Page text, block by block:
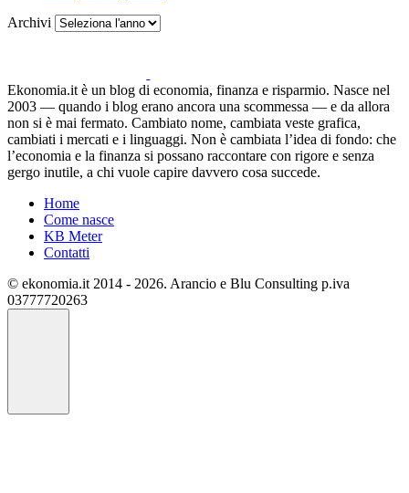
Archivi
Ekonomia.it è un blog di economia, finanza e risparmio. Nasce nel
2003 — quando i blog erano ancora una scommessa — e da allora
non si è mai fermato. Cambiato nome, cambiata veste grafica,
cambiati i mercati e i linguaggi. Non è cambiata l’idea di fondo: che
l’economia e la finanza si possano raccontare con rigore e senza
gergo inutile, a chi vuole capire davvero cosa succede.
Home
Come nasce
KB Meter
Contatti
© ekonomia.it 2014 - 2026. Arancio e Blu Consulting p.iva
03777720263